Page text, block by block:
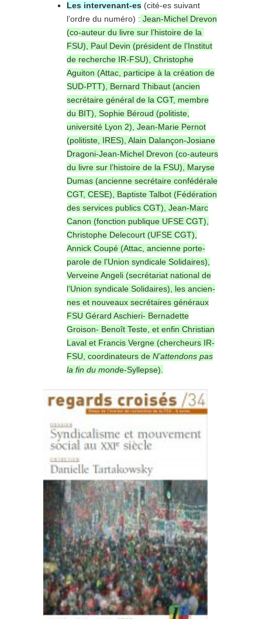
Les intervenant-es (cité-es suivant
l’ordre du numéro) : Jean-Michel Drevon
(co-auteur du livre sur l’histoire de la
FSU), Paul Devin (président de l’Institut
de recherche IR-FSU), Christophe
Aguiton (Attac, participe à la création de
SUD-PTT), Bernard Thibaut (ancien
secrétaire général de la CGT, membre
du BIT), Sophie Béroud (politiste,
université Lyon 2), Jean-Marie Pernot
(politiste, IRES), Alain Dalançon-Josiane
Dragoni-Jean-Michel Drevon (co-auteurs
du livre sur l’histoire de la FSU), Maryse
Dumas (ancienne secrétaire confédérale
CGT, CESE), Baptiste Talbot (Fédération
des services publics CGT), Jean-Marc
Canon (fonction publique UFSE CGT),
Christophe Delecourt (UFSE CGT),
Annick Coupé (Attac, ancienne porte-
parole de l’Union syndicale Solidaires),
Verveine Angeli (secrétariat national de
l’Union syndicale Solidaires), les ancien-
nes et nouveaux secrétaires généraux
FSU Gérard Aschieri- Bernadette
Groison- Benoît Teste, et enfin Christian
Laval et Francis Vergne (chercheurs IR-
FSU, coordinateurs de N’attendons pas
la fin du monde-Syllepse).